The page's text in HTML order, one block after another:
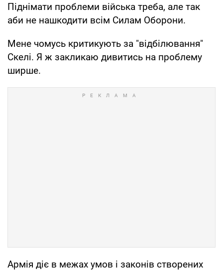
Піднімати проблеми війська треба, але так
аби не нашкодити всім Силам Оборони.
Мене чомусь критикують за "відбілювання"
Скелі. Я ж закликаю дивитись на проблему
ширше.
Армія діє в межах умов і законів створених